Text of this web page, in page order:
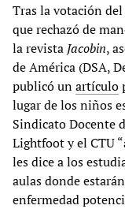
Tras la votación
que rechazó de
la revista Jacobin,
de América (DSA,
publicó unartículo
lugar de los niños
Sindicato Docente
Lightfoot y el CTU
les dice a los
aulas donde
enfermedad